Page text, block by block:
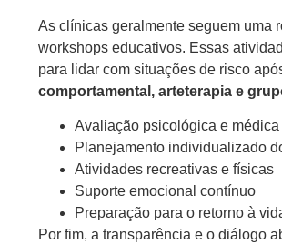
As clínicas geralmente seguem uma
workshops educativos. Essas
para lidar com situações de risco
comportamental, arteterapia e
Avaliação psicológica e médica
Planejamento individualizado
Atividades recreativas e físicas
Suporte emocional contínuo
Preparação para o retorno à
Por fim, a transparência e o diálogo